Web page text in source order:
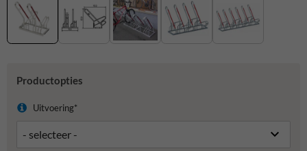
Productopties
Uitvoering*